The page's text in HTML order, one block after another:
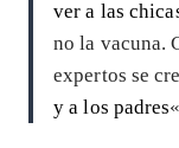
ver a las
no la vacuna.
expertos se
y a los padres